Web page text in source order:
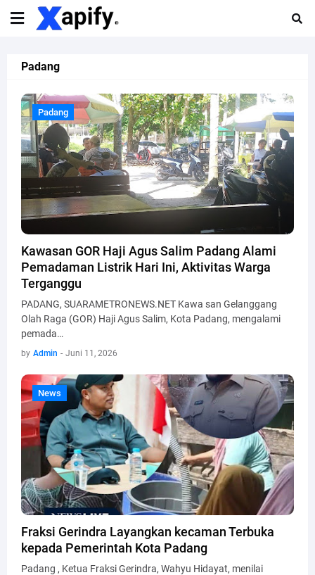
Padang
Padang
Padang
Kawasan GOR Haji Agus Salim Padang Alami
Pemadaman Listrik Hari Ini, Aktivitas Warga
Terganggu
PADANG, SUARAMETRONEWS.NET Kawa san Gelanggang
Olah Raga (GOR) Haji Agus Salim, Kota Padang, mengalami
pemada…
by Admin - Juni 11, 2026
News
News
Fraksi Gerindra Layangkan kecaman Terbuka
kepada Pemerintah Kota Padang
Padang , Ketua Fraksi Gerindra, Wahyu Hidayat, menilai